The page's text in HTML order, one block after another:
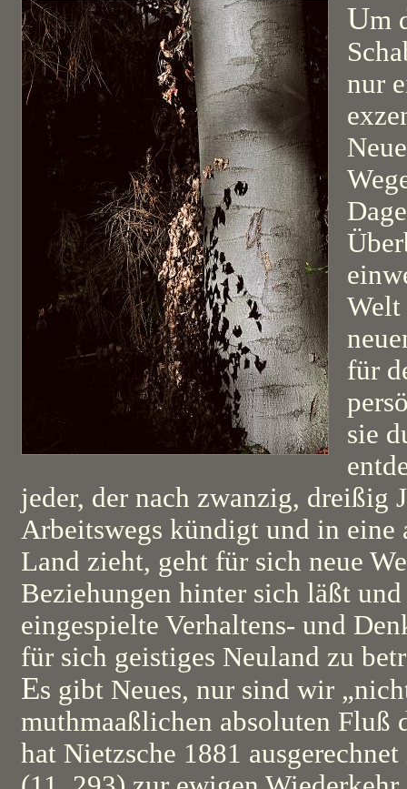
Um
nur
Welt
für
sie
jeder, der nach zwanzig, dreißig
Arbeitswegs kündigt und in eine
Land zieht, geht für sich neue
Beziehungen hinter sich läßt
eingespielte Verhaltens- und
für sich geistiges Neuland zu
Es gibt Neues, nur sind wir
muthmaaßlichen absoluten Fluß
hat Nietzsche 1881